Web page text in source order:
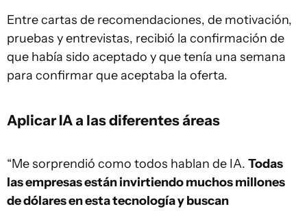
Entre cartas de recomendaciones, de motivación,
pruebas y entrevistas, recibió la confirmación de
que había sido aceptado y que tenía una semana
para confirmar que aceptaba la oferta.
Aplicar IA a las diferentes áreas
“Me sorprendió como todos hablan de IA. Todas
las empresas están invirtiendo muchos millones
de dólares en esta tecnología y buscan